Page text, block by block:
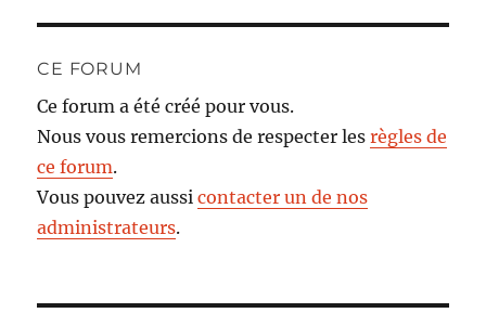
CE FORUM
Ce forum a été créé pour vous.
Nous vous remercions de respecter lesrègles de
ce forum.
Vous pouvez aussicontacter un de nos
administrateurs.